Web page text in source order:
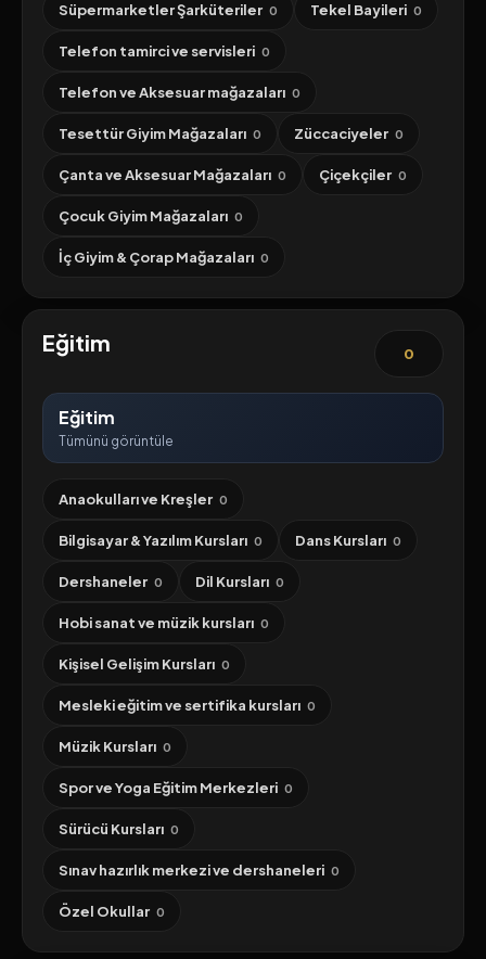
Süpermarketler Şarküteriler 0 Tekel Bayileri 0
Telefon tamirci ve servisleri 0
Telefon ve Aksesuar mağazaları 0
Tesettür Giyim Mağazaları 0 Züccaciyeler 0
Çanta ve Aksesuar Mağazaları 0 Çiçekçiler 0
Çocuk Giyim Mağazaları 0
İç Giyim & Çorap Mağazaları 0
Eğitim 0
Eğitim
Tümünü görüntüle
Anaokulları ve Kreşler 0
Bilgisayar & Yazılım Kursları 0 Dans Kursları 0
Dershaneler 0 Dil Kursları 0
Hobi sanat ve müzik kursları 0
Kişisel Gelişim Kursları 0
Mesleki eğitim ve sertifika kursları 0
Müzik Kursları 0
Spor ve Yoga Eğitim Merkezleri 0
Sürücü Kursları 0
Sınav hazırlık merkezi ve dershaneleri 0
Özel Okullar 0